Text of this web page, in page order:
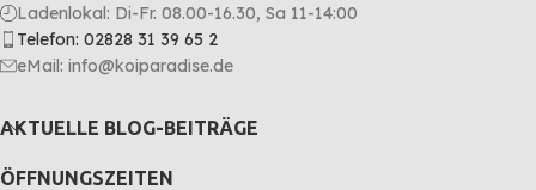
Ladenlokal: Di-Fr. 08.00-16.30, Sa 11-14:00
Telefon: 02828 31 39 65 2
eMail: info@koiparadise.de
AKTUELLE BLOG-BEITRÄGE
ÖFFNUNGSZEITEN